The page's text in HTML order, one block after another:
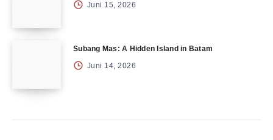
Juni 15, 2026
Subang Mas: A Hidden Island in Batam
Juni 14, 2026